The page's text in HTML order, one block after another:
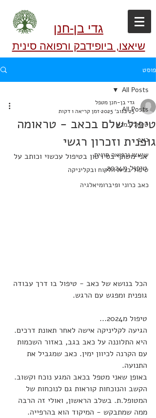
גדי בן-חנן
שיאצו, ביופידבק ורפואה סינית
פוסט
All Posts
טיפול במגע
כאב
שיאצו ורפואה סינית
טיפול בבית הלקוח ובקליניקה
כאב כרוני ופיברומיאלגיה
All Posts
טיפול שלם בכאב - טראומה
גופנית וזכרון רגשי
גדי בן-חנן מטפל
23 בנוב׳ 2025
זמן קריאה 1 דקות
אני משתף בסירטון בטיפול עכשוי וכותב על
טיפול מ2024.
הכל בנושא של כאב - טיפול בו דרך עבודה
גופנית ומפגש עם הרגש.
טיפול מ2024...
הגיעה לקליניקה אישה לאחר תאונת דרכים.
היא התלוננה על כאב בגב, באזור השכמות
עם הקרנה לכיוון ימין. כאב שמגביל את
התנועה.
באופן שאני מטפל בכאב המגע נוכח וקשוב.
הקשב והנוכחות קוראות גם לנוכחות של
המטופל.ת. בשלב הראשון, ואולי זה הרבה
ממה שמתבקש - המיקוד הוא בהרפייה.